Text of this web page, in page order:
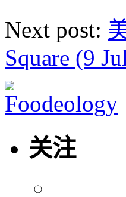
Next post:
Square (9
关注